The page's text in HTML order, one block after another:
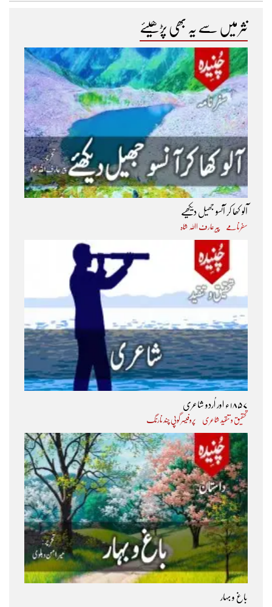
نثر میں سے یہ بھی پڑھیئے
آلو کھا کر آنسو جھیل دیکھیے
سفرنامے پیر عارف اﷲ شاہ
۱۸۵۷ء اور اُردو شاعری
تحقیق و تنقید شاعری پروفیسر گوپی چند نارنگ
باغ و بہار